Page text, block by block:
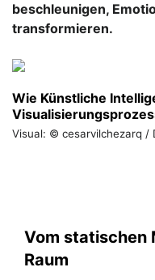
beschleunigen,
transformieren.
Wie Künstliche
Visual: © cesarvilchezarq /
Vom statischen
Raum